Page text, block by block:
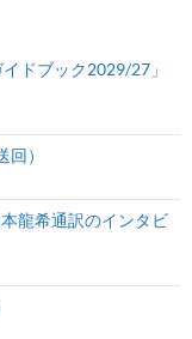
ドブック2029/27」
）
龍希通訳のインタビ